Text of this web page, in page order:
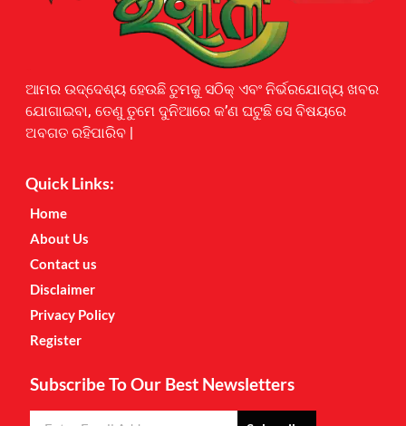
ଆମର ଉଦ୍ଦେଶ୍ୟ ହେଉଛି ତୁମକୁ ସଠିକ୍ ଏବଂ ନିର୍ଭରଯୋଗ୍ୟ ଖବର
ଯୋଗାଇବା, ତେଣୁ ତୁମେ ଦୁନିଆରେ କ’ଣ ଘଟୁଛି ସେ ବିଷୟରେ
ଅବଗତ ରହିପାରିବ |
Quick Links:
Home
About Us
Contact us
Disclaimer
Privacy Policy
Register
Subscribe To Our Best Newsletters